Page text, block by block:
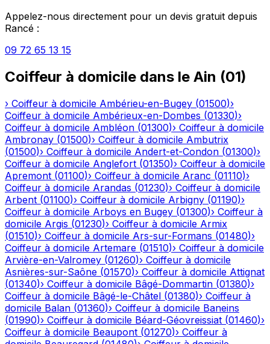
Appelez-nous directement pour un devis gratuit depuis
Rancé :
09 72 65 13 15
Coiffeur à domicile dans le Ain (01)
› Coiffeur à domicile Ambérieu-en-Bugey (01500)›
Coiffeur à domicile Ambérieux-en-Dombes (01330)›
Coiffeur à domicile Ambléon (01300)› Coiffeur à domicile
Ambronay (01500)› Coiffeur à domicile Ambutrix
(01500)› Coiffeur à domicile Andert-et-Condon (01300)›
Coiffeur à domicile Anglefort (01350)› Coiffeur à domicile
Apremont (01100)› Coiffeur à domicile Aranc (01110)›
Coiffeur à domicile Arandas (01230)› Coiffeur à domicile
Arbent (01100)› Coiffeur à domicile Arbigny (01190)›
Coiffeur à domicile Arboys en Bugey (01300)› Coiffeur à
domicile Argis (01230)› Coiffeur à domicile Armix
(01510)› Coiffeur à domicile Ars-sur-Formans (01480)›
Coiffeur à domicile Artemare (01510)› Coiffeur à domicile
Arvière-en-Valromey (01260)› Coiffeur à domicile
Asnières-sur-Saône (01570)› Coiffeur à domicile Attignat
(01340)› Coiffeur à domicile Bâgé-Dommartin (01380)›
Coiffeur à domicile Bâgé-le-Châtel (01380)› Coiffeur à
domicile Balan (01360)› Coiffeur à domicile Baneins
(01990)› Coiffeur à domicile Béard-Géovreissiat (01460)›
Coiffeur à domicile Beaupont (01270)› Coiffeur à